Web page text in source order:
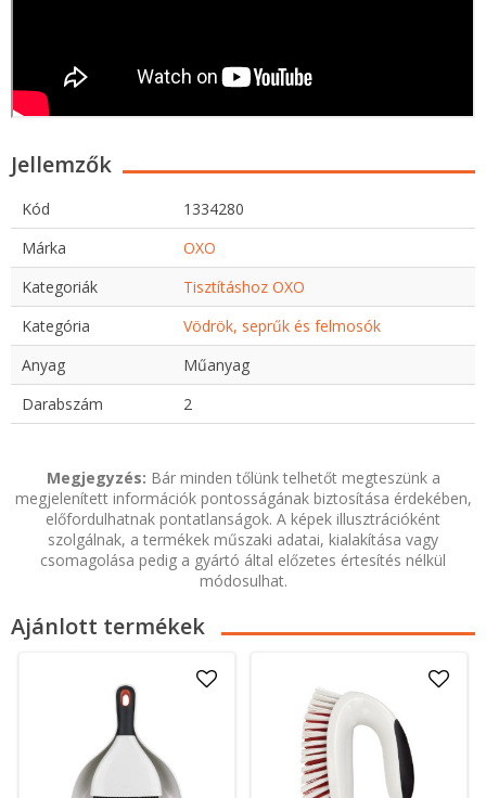
Jellemzők
Kód
1334280
Márka
OXO
Kategoriák
Tisztításhoz OXO
Kategória
Vödrök, seprűk és felmosók
Anyag
Műanyag
Darabszám
2
Megjegyzés: Bár minden tőlünk telhetőt megteszünk a
megjelenített információk pontosságának biztosítása érdekében,
előfordulhatnak pontatlanságok. A képek illusztrációként
szolgálnak, a termékek műszaki adatai, kialakítása vagy
csomagolása pedig a gyártó által előzetes értesítés nélkül
módosulhat.
Ajánlott termékek